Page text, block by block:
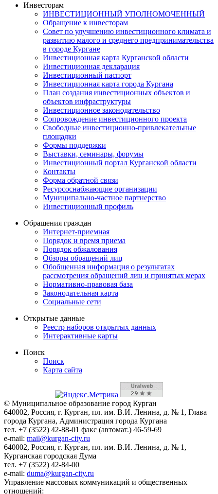
Инвесторам
ИНВЕСТИЦИОННЫЙ УПОЛНОМОЧЕННЫЙ
Обращение к инвесторам
Совет по улучшению инвестиционного климата и
развитию малого и среднего предпринимательства
в городе Кургане
Инвестиционная карта Курганской области
Инвестиционная декларация
Инвестиционный паспорт
Инвестиционная карта города Кургана
План создания инвестиционных объектов и
объектов инфраструктуры
Инвестиционное законодательство
Сопровождение инвестиционного проекта
Свободные инвестиционно-привлекательные
площадки
Формы поддержки
Выставки, семинары, форумы
Инвестиционный портал Курганской области
Контакты
Форма обратной связи
Ресурсоснабжающие организации
Муниципально-частное партнерство
Инвестиционный профиль
Обращения граждан
Интернет-приемная
Порядок и время приема
Порядок обжалования
Обзоры обращений лиц
Обобщенная информация о результатах
рассмотрения обращений лиц и принятых мерах
Нормативно-правовая база
Законодательная карта
Социальные сети
Открытые данные
Реестр наборов открытых данных
Интерактивные карты
Поиск
Поиск
Карта сайта
© Муниципальное образование город Курган
640002, Россия, г. Курган, пл. им. В.И. Ленина, д. № 1, Глава
города Кургана, Администрация города Кургана
тел. +7 (3522) 42-88-01 факс (автомат.) 46-59-69
e-mail: mail@kurgan-city.ru
640002, Россия, г. Курган, пл. им. В.И. Ленина, д. № 1,
Курганская городская Дума
тел. +7 (3522) 42-84-00
e-mail: duma@kurgan-city.ru
Управление массовых коммуникаций и общественных
отношений: